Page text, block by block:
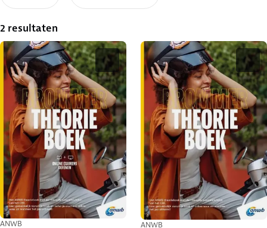
2 resultaten
ANWB ANWB